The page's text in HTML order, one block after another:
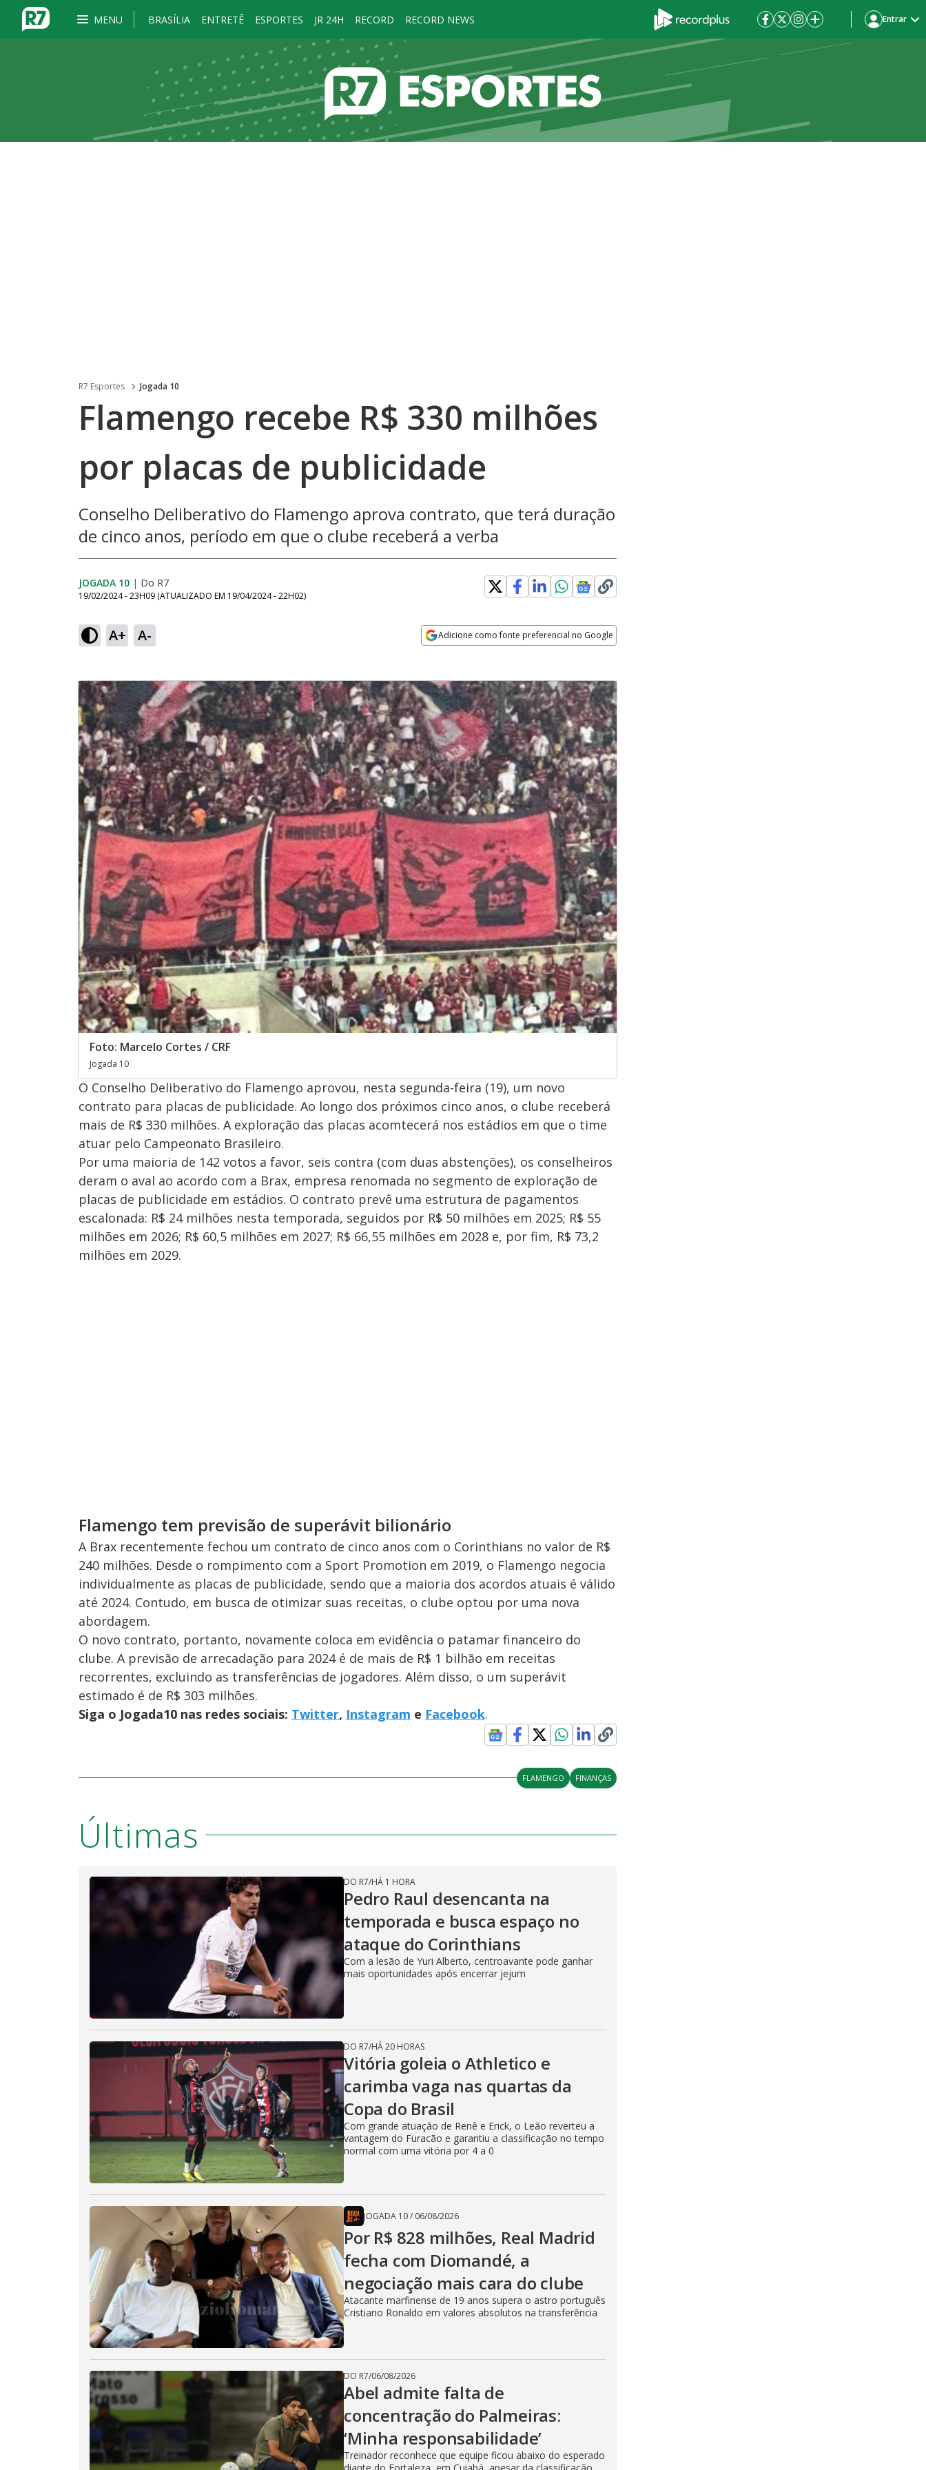
MENU BRASÍLIA ENTRETÊ ESPORTES JR 24H RECORD RECORD NEWS Entrar
R7 Esportes Jogada 10
Flamengo recebe R$ 330 milhões
por placas de publicidade
Conselho Deliberativo do Flamengo aprova contrato, que terá duração
de cinco anos, período em que o clube receberá a verba
JOGADA 10 | Do R7
19/02/2024 - 23H09 (ATUALIZADO EM 19/04/2024 - 22H02)
A+ A- Adicione como fonte preferencial no Google
Foto: Marcelo Cortes / CRF
Jogada 10
O Conselho Deliberativo do Flamengo aprovou, nesta segunda-feira (19), um novo
contrato para placas de publicidade. Ao longo dos próximos cinco anos, o clube receberá
mais de R$ 330 milhões. A exploração das placas acomtecerá nos estádios em que o time
atuar pelo Campeonato Brasileiro.
Por uma maioria de 142 votos a favor, seis contra (com duas abstenções), os conselheiros
deram o aval ao acordo com a Brax, empresa renomada no segmento de exploração de
placas de publicidade em estádios. O contrato prevê uma estrutura de pagamentos
escalonada: R$ 24 milhões nesta temporada, seguidos por R$ 50 milhões em 2025; R$ 55
milhões em 2026; R$ 60,5 milhões em 2027; R$ 66,55 milhões em 2028 e, por fim, R$ 73,2
milhões em 2029.
Flamengo tem previsão de superávit bilionário
A Brax recentemente fechou um contrato de cinco anos com o Corinthians no valor de R$
240 milhões. Desde o rompimento com a Sport Promotion em 2019, o Flamengo negocia
individualmente as placas de publicidade, sendo que a maioria dos acordos atuais é válido
até 2024. Contudo, em busca de otimizar suas receitas, o clube optou por uma nova
abordagem.
O novo contrato, portanto, novamente coloca em evidência o patamar financeiro do
clube. A previsão de arrecadação para 2024 é de mais de R$ 1 bilhão em receitas
recorrentes, excluindo as transferências de jogadores. Além disso, o um superávit
estimado é de R$ 303 milhões.
Siga o Jogada10 nas redes sociais: Twitter, Instagram e Facebook.
FLAMENGO FINANÇAS
Últimas
DO R7/HÁ 1 HORA
Pedro Raul desencanta na
temporada e busca espaço no
ataque do Corinthians
Com a lesão de Yuri Alberto, centroavante pode ganhar
mais oportunidades após encerrar jejum
DO R7/HÁ 20 HORAS
Vitória goleia o Athletico e
carimba vaga nas quartas da
Copa do Brasil
Com grande atuação de Renê e Erick, o Leão reverteu a
vantagem do Furacão e garantiu a classificação no tempo
normal com uma vitória por 4 a 0
JOGADA 10/ 06/08/2026
Por R$ 828 milhões, Real Madrid
fecha com Diomandé, a
negociação mais cara do clube
Atacante marfinense de 19 anos supera o astro português
Cristiano Ronaldo em valores absolutos na transferência
DO R7/06/08/2026
Abel admite falta de
concentração do Palmeiras:
‘Minha responsabilidade’
Treinador reconhece que equipe ficou abaixo do esperado
diante do Fortaleza, em Cuiabá, apesar da classificação